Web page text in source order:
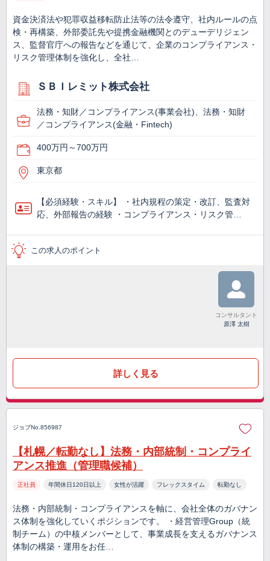
資金決済法や犯罪収益移転防止法等の法令遵守、社内ルールの点
検・再構築、外部委託先や提携金融機関とのデューデリジェン
ス、監督官庁への報告などを通じて、企業のコンプライアンス・
リスク管理体制を強化し、全社…
ＳＢＩレミット株式会社
法務・知財／コンプライアンス(事業会社)、法務・知財
／コンプライアンス(金融・Fintech)
400万円～700万円
東京都
【必須経験・スキル】 ・社内規程の策定・改訂、監査対
応、外部報告の経験 ・コンプライアンス・リスク管…
この求人のポイント
コンサルタント
原澤 太樹
詳しく見る
ジョブNo.856987
【札幌／転勤なし】法務・内部統制・コンプライ
アンス推進（管理職候補）
正社員 年間休日120日以上 女性が活躍 フレックスタイム 転勤なし
法務・内部統制・コンプライアンスを軸に、会社全体のガバナン
ス体制を強化していくポジションです。 ・経営管理Group（統
制チーム）の中核メンバーとして、事業成長を支えるガバナンス
体制の構築・運用をお任…